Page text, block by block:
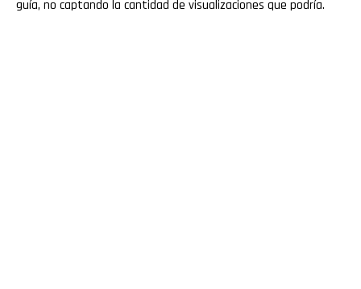
guía, no captando la cantidad de visualizaciones que podría.